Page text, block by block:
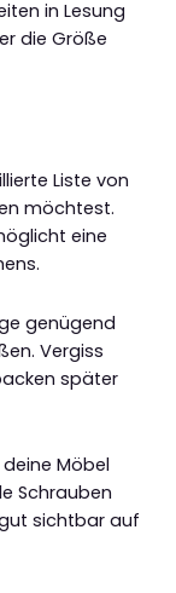
in Lesung
die Größe
Liste von
möchtest.
eine
genügend
Vergiss
später
Möbel
Schrauben
sichtbar auf